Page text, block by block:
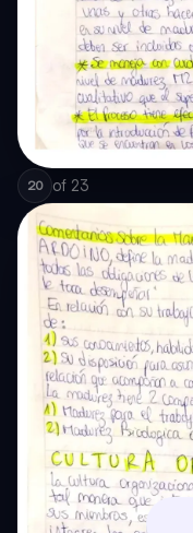
20 of 23